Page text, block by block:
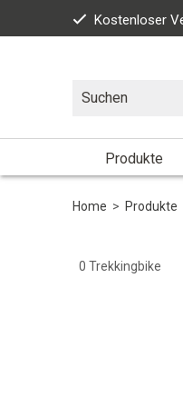
Kostenloser
Produkte
Home > Produkte
0 Trekkingbike